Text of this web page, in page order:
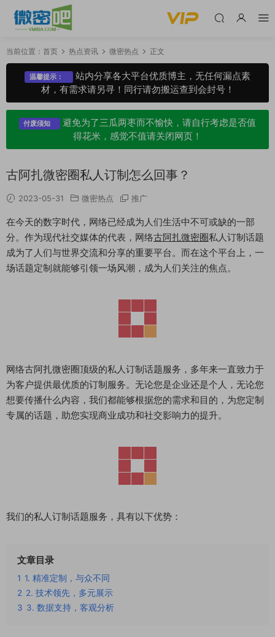
当前位置： 首页 热点资讯 微密热点 正文
温馨提示：
站内分享各大平台优质博主，无任何漏点素
材，有需求请另寻！同行请勿搬运查到会封号！
付废须知
避免为了三瓜两枣而不愉快，请自行考虑是否值
得花米，感觉不值请关闭网页！
古阿扎微密圈私人订制怎么回事？
2023-05-31 微密热点 推广
在今天的数字时代，网络已经成为人们生活中不可或缺的一部
分。作为现代社交媒体的代表，网络古阿扎微密圈私人订制话题
成为了人们与世界交流和分享的重要平台。而在这个平台上，一
场话题定制就能够引领一场风潮，成为人们关注的焦点。
网络古阿扎微密圈顶级的私人订制话题服务，多年来一直致力于
为客户提供最优质的订制服务。无论您是企业还是个人，无论您
想要传播什么内容，我们都能够根据您的需求和目的，为您定制
专属的话题，助您实现商业成功和社交影响力的提升。
我们的私人订制话题服务，具有以下优势：
文章目录
1 1. 精准定制，与众不同
2 2. 技术领先，多元展示
3 3. 数据支持，客观分析